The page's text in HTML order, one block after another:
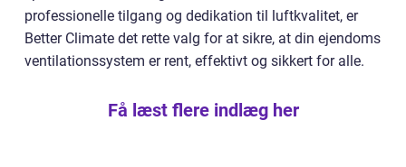
professionelle tilgang og dedikation til luftkvalitet, er
Better Climate det rette valg for at sikre, at din ejendoms
ventilationssystem er rent, effektivt og sikkert for alle.
Få læst flere indlæg her